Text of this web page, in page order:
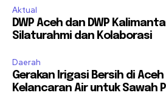
Aktual
DWP Aceh dan DWP
Silaturahmi dan Kolaborasi
Daerah
Gerakan Irigasi Bersih di
Kelancaran Air untuk Sawah